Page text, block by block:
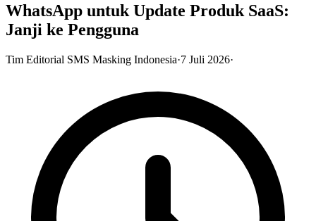
WhatsApp untuk Update Produk SaaS:
Janji ke Pengguna
Tim Editorial SMS Masking Indonesia·7 Juli 2026·